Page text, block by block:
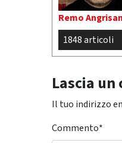
Remo
1848 articoli
Lascia
Il tuo indirizzo
Commento*